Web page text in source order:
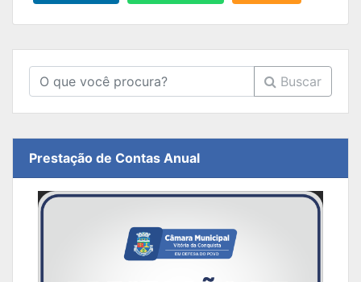
Buscar
Prestação de Contas Anual